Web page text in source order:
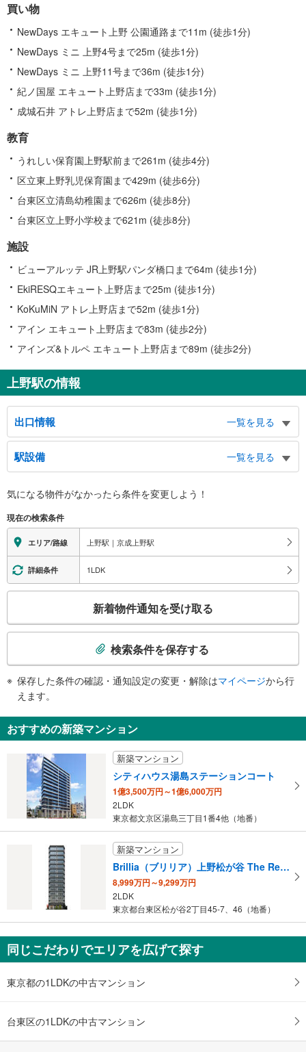
買い物
NewDays エキュート上野 公園通路まで11m (徒歩1分)
NewDays ミニ 上野4号まで25m (徒歩1分)
NewDays ミニ 上野11号まで36m (徒歩1分)
紀ノ国屋 エキュート上野店まで33m (徒歩1分)
成城石井 アトレ上野店まで52m (徒歩1分)
教育
うれしい保育園上野駅前まで261m (徒歩4分)
区立東上野乳児保育園まで429m (徒歩6分)
台東区立清島幼稚園まで626m (徒歩8分)
台東区立上野小学校まで621m (徒歩8分)
施設
ビューアルッテ JR上野駅パンダ橋口まで64m (徒歩1分)
EkiRESQエキュート上野店まで25m (徒歩1分)
KoKuMiN アトレ上野店まで52m (徒歩1分)
アイン エキュート上野店まで83m (徒歩2分)
アインズ&トルペ エキュート上野店まで89m (徒歩2分)
上野駅の情報
出口情報
一覧を見る
不忍改札（ＪＲ）
京成線、不忍池、中央通り（広小路）、西郷隆盛銅像、公園前交番、東京上野
税務署、上野労働基準監督署、東大病院、アメ横
中央改札（ＪＲ）
野１～３丁目方面、昭和通り、中央通り（広小路）、上野消防署、上野警察
署、台東区役所、東京地下鉄株式会社ビル、アメ横、永寿総合病院、浅草口交
番、アトレ上野
入谷改札（ＪＲ）
上野７丁目方面、東上野４～６丁目方面、下谷１・２丁目方面、昭和通り、上
野消防署、上野警察署、台東区役所
バスのりば、タクシーのりば、上野公園、上野動物園、東京文化会館、上野の
森美術館、国立西洋美術館、東京国立博物館、国立科学博物館、東京都美術
館、東京藝術大学、旧東京音楽学校奏楽堂
１出口
東京地下鉄本社ビル、三井ガーデンホテル上野、バスのりば（めぐりん）、上
野警察署、台東区役所、ハローワーク上野、上野消防署、下谷神社、岩倉高等
学校、上野学園、 石橋メモリアルホール、昭和通り、浅草通り、東上野３
−５丁目、メトロライフサポート、メトロ車両
２出口
永寿総合病院、昭和通り、東上野１−３丁目
３出口
永寿総合病院、昭和通り、東上野１・２丁目
４出口
昭和通り、上野６丁目
（上野６丁目方面）、上野マルイ
アメ横、バスのりば
京成上野駅、東京観光情報センター京成上野支所、上野公園下、下町風俗資料
館、しのばずの池、上野合同庁舎、上野労働基準監督署、東京上野税務署
７出口
ＪＲ上野駅・しのばず口、バスのりば、上野公園、上野の森美術館、東京文化
会館、国立西洋美術館、国立科学博物館、上野動物園、東京都美術館、東京国
立博物館
８出口
の森美術館、国立西洋美術館、国立科学博物館、東京国立博物館
駅設備
一覧を見る
※段差なしでの移動経路
【ＪＲ東日本】：○
【東京メトロ】
［銀座線］：○
エレベータ
【ＪＲ】
・Ｂ３Ｆコンコース⇔新幹線乗換口改札
・１～１２番線ホーム⇔公園口通路
【東京メトロ】
［銀座線］
・ＪＲ上野駅方面改札⇔エレベーター専用口（７：３０～２２：００）
・改札階⇔５ａ・５ｂ出口
・１番線ホーム⇔エレベータ専用改札
・２番線ホーム⇔昭和通り南方面改札
・各改札⇔地上出口
エスカレータ
【ＪＲ】
［新幹線］
・各ホーム⇔Ｂ３Ｆコンコース⇔新幹線乗換口改札
・新幹線乗換口改札⇔３Ｆコンコース
・各ホーム⇔各改札
・中央改札⇔中央乗換通路
・不忍改札⇔不忍口
・不忍改札⇔中央改札（改札外）
・中央改札⇔銀座線ＪＲ上野駅方面改札
・入谷改札⇔正面玄関口
・入谷改札⇔入谷通路⇔入谷口
【東京メトロ】
［日比谷線］
・２番線ホーム⇔昭和通り南方面改札
トイレ
気になる物件がなかったら条件を変更しよう！
現在の検索条件
エリア/路線 上野駅｜京成上野駅
詳細条件 1LDK
検
知
を
に
保
存
す
新着物件通知を受け取る
検索条件を保存する
保存した条件の確認・通知設定の変更・解除はマイページから行
えます。
おすすめの新築マンション
新築マンション
シティハウス湯島ステーションコート
1億3,500万円～1億6,000万円
2LDK
東京都文京区湯島三丁目1番4他（地番）
新築マンション
Brillia（ブリリア）上野松が谷 The Residence
8,999万円～9,299万円
2LDK
東京都台東区松が谷2丁目45-7、46（地番）
同じこだわりでエリアを広げて探す
東京都の1LDKの中古マンション
台東区の1LDKの中古マンション